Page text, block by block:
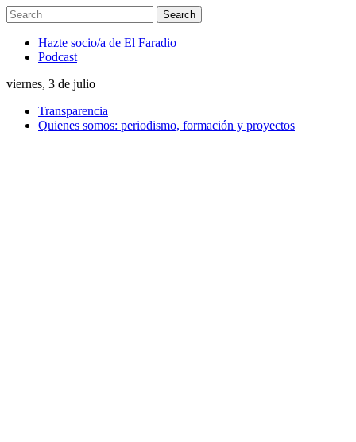
Hazte socio/a de El Faradio
Podcast
viernes, 3 de julio
Transparencia
Quienes somos: periodismo, formación y proyectos